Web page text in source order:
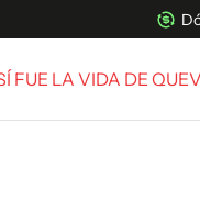
FUE LA VIDA DE